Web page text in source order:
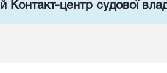
Контакт-центр судової